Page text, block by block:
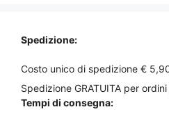
Spedizione:
Costo unico di spedizione €
Spedizione GRATUITA per
Tempi di consegna: